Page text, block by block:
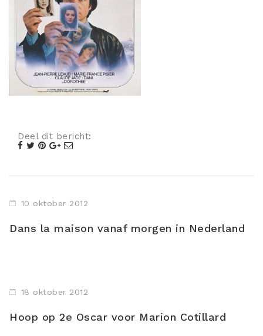
Thriller
Deel dit bericht:
10 oktober 2012
Dans la maison vanaf morgen in Nederland
18 oktober 2012
Hoop op 2e Oscar voor Marion Cotillard